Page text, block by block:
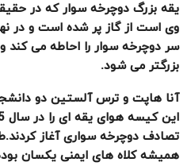
یقه بزرگ دوچرخه سوار که در
وی است از گاز پر شده است و در
سر دوچرخه سوار را احاطه می کند و
بزرگتر می شود.
آنا هاپت و ترس آلستین دو
تصادف دوچرخه سواری آغاز
همیشه کلاه های ایمنی یکسان